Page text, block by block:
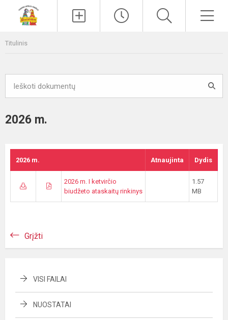
Titulinis
2026 m.
2026 m. Atnaujinta Dydis
2026 m. I ketvirčio
biudžeto ataskaitų rinkinys
1.57
MB
Grįžti
VISI FAILAI
NUOSTATAI